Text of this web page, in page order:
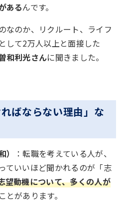
あるんです。
なのか、リクルート、ライフ
して2万人以上と面接した
和利光さんに聞きました。
ばならない理由」な
：転職を考えている人が、
ていいほど聞かれるのが「志
望動機について、多くの人が
とがあります。